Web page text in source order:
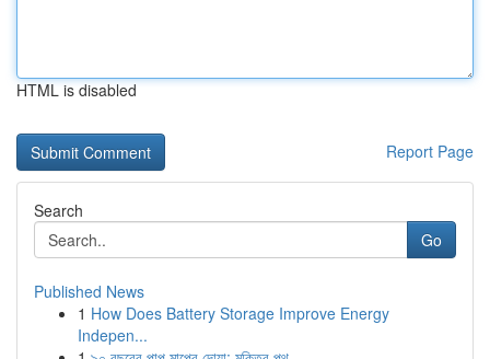
HTML is disabled
Report Page
Search
Go
Published News
1 How Does Battery Storage Improve Energy
Indepen...